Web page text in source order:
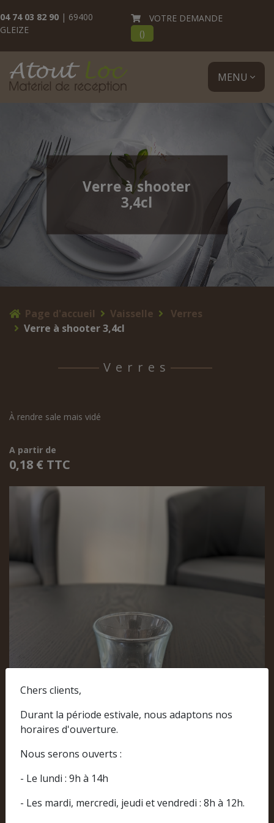
Chers clients,
Durant la période estivale, nous adaptons nos
horaires d'ouverture.
Nous serons ouverts :
- Le lundi : 9h à 14h
- Les mardi, mercredi, jeudi et vendredi : 8h à 12h.
04 74 03 82 90 | 69400
GLEIZE
VOTRE DEMANDE
()
MENU
Verre à shooter
3,4cl
Page d'accueil Vaisselle
Verres
Verre à shooter 3,4cl
Verres
À rendre sale mais vidé
A partir de
0,18 € TTC